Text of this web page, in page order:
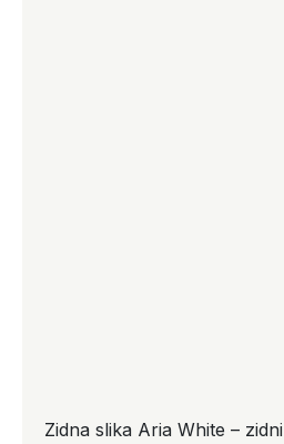
Zidna slika Aria White – zidni